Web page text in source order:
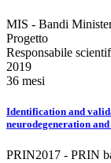
MIS - Bandi
Progetto
Responsabile
2019
36 mesi
Identification and
neurodegeneration
PRIN2017 - PRIN